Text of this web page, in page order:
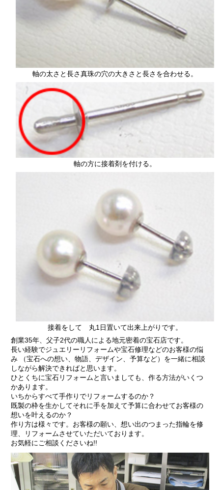
軸の太さと長さ真珠の穴の大きさと長さを合わせる。
軸の方に接着剤を付ける。
接着をして 丸1日置いて出来上がりです。
創業35年、父子2代の職人による地元密着の宝石店です。
長い経験でジュエリーリフォームや宝石修理などのお客様の悩
み （宝石への想い、物語、デザイン、予算など）を一緒に相談
しながら解決できればと思います。
ひとくちに宝石リフォームと言いましても、作る方法がいくつ
かあります。
いちからすべて手作りでリフォームするのか？
既製の枠を生かしてそれに手を加えて予算に合わせてお客様の
想いを叶えるのか？
作り方は様々です。お客様の願い、想い出のつまった指輪を修
理、リフォームさせていただいております。
お気軽にご相談くださいね!!